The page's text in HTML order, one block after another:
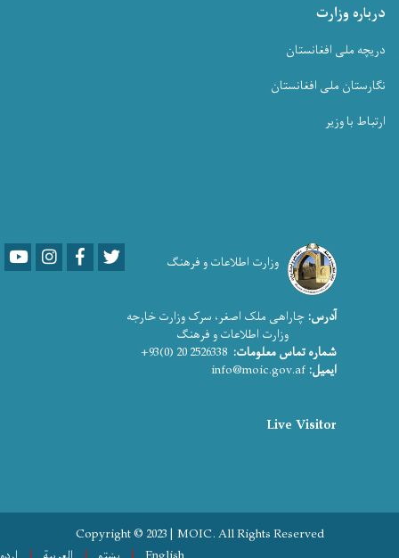
درباره وزارت
دریچه ملی افغانستان
نگارستان ملی افغانستان
ارتباط با وزیر
وزارت اطلاعات و فرهنگ YoutubeLinkedInFacebook
آدرس: چاراهی ملک اصغر، سرک وزارت خارجه
وزارت اطلاعات و فرهنگ
شماره تماس معلومات:
ایمیل:
Live Visitor
Copyright © 2023 | MOIC. All Rights Reserved